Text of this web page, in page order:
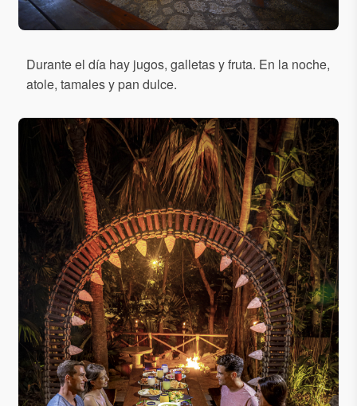
Durante el día hay jugos, galletas y fruta. En la noche,
atole, tamales y pan dulce.